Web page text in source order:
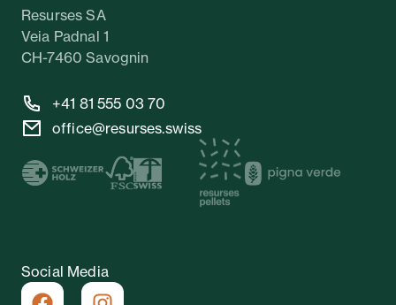
Resurses SA
Veia Padnal 1
CH-7460 Savognin
+41 81 555 03 70
office@resurses.swiss
Social Media